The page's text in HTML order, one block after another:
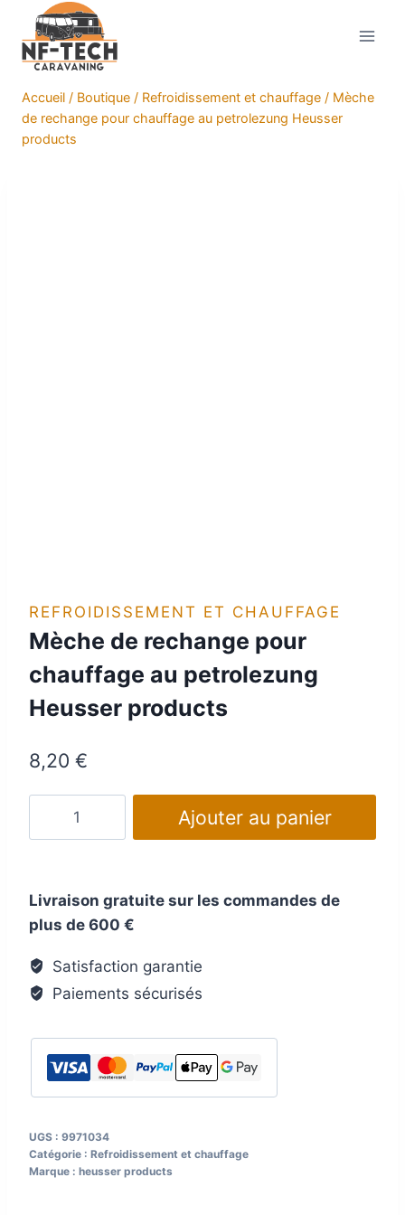
contenu
Accueil / Boutique / Refroidissement et chauffage / Mèche
de rechange pour chauffage au petrolezung Heusser
products
REFROIDISSEMENT ET CHAUFFAGE
Mèche de rechange pour
chauffage au petrolezung
Heusser products
8,20 €
rechange
pour
au
petrolezung
Ajouter au panier
Livraison gratuite sur les commandes de
plus de 600 €
Satisfaction garantie
Paiements sécurisés
UGS : 9971034
Catégorie : Refroidissement et chauffage
Marque : heusser products